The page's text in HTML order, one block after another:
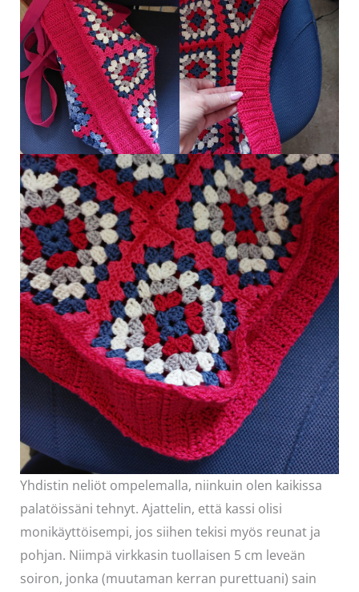
Yhdistin neliöt ompelemalla, niinkuin olen kaikissa
palatöissäni tehnyt. Ajattelin, että kassi olisi
monikäyttöisempi, jos siihen tekisi myös reunat ja
pohjan. Niimpä virkkasin tuollaisen 5 cm leveän
soiron, jonka (muutaman kerran purettuani) sain